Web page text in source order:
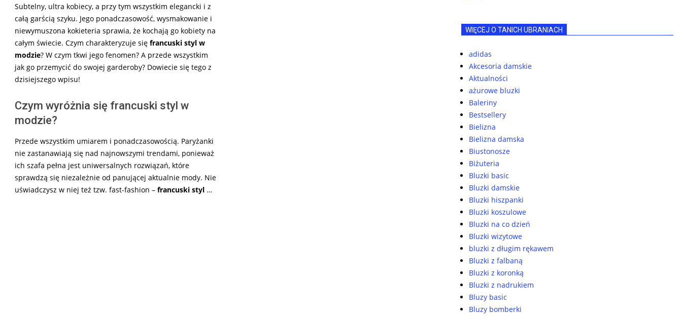
Subtelny, ultra kobiecy, a przy tym wszystkim elegancki i z
całą garścią szyku. Jego ponadczasowość, wysmakowanie i
niewymuszona kokieteria sprawia, że kochają go kobiety na
całym świecie. Czym charakteryzuje się francuski styl w
modzie? W czym tkwi jego fenomen? A przede wszystkim
jak go przemycić do swojej garderoby? Dowiecie się tego z
dzisiejszego wpisu!
Czym wyróżnia się francuski styl w
modzie?
Przede wszystkim umiarem i ponadczasowością. Paryżanki
nie zastanawiają się nad najnowszymi trendami, ponieważ
ich szafa pełna jest uniwersalnych rozwiązań, które
sprawdzą się niezależnie od panującej aktualnie mody. Nie
uświadczysz w niej też tzw. fast-fashion – francuski styl …
WIĘCEJ O TANICH UBRANIACH
adidas
Akcesoria damskie
Aktualności
ażurowe bluzki
Baleriny
Bestsellery
Bielizna
Bielizna damska
Biustonosze
Biżuteria
Bluzki basic
Bluzki damskie
Bluzki hiszpanki
Bluzki koszulowe
Bluzki na co dzień
Bluzki wizytowe
bluzki z długim rękawem
Bluzki z falbaną
Bluzki z koronką
Bluzki z nadrukiem
Bluzy basic
Bluzy bomberki